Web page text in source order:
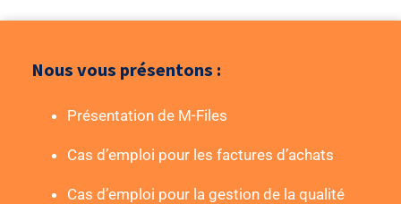
Nous vous présentons :
Présentation de M-Files
Cas d’emploi pour les factures d’achats
Cas d’emploi pour la gestion de la qualité